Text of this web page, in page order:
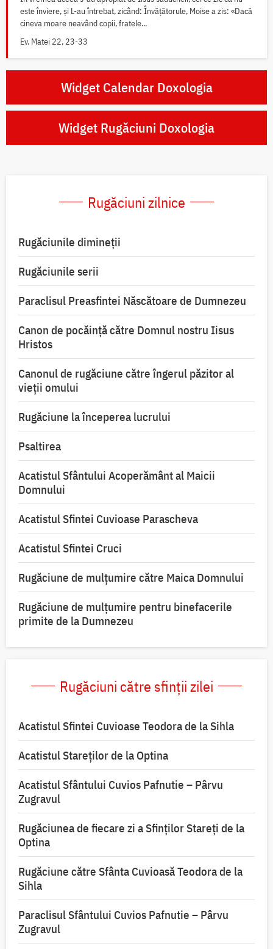
este înviere, și L-au întrebat, zicând: Învățătorule, Moise a zis: «Dacă
cineva moare neavând copii, fratele...
Ev. Matei 22, 23-33
Widget Calendar Doxologia
Widget Rugăciuni Doxologia
Rugăciuni zilnice
Rugăciunile dimineții
Rugăciunile serii
Paraclisul Preasfintei Născătoare de Dumnezeu
Canon de pocăință către Domnul nostru Iisus
Hristos
Canonul de rugăciune către îngerul păzitor al
vieții omului
Rugăciune la începerea lucrului
Psaltirea
Acatistul Sfântului Acoperământ al Maicii
Domnului
Acatistul Sfintei Cuvioase Parascheva
Acatistul Sfintei Cruci
Rugăciune de mulţumire către Maica Domnului
Rugăciune de mulțumire pentru binefacerile
primite de la Dumnezeu
Rugăciuni către sfinții zilei
Acatistul Sfintei Cuvioase Teodora de la Sihla
Acatistul Stareţilor de la Optina
Acatistul Sfântului Cuvios Pafnutie – Pârvu
Zugravul
Rugăciunea de fiecare zi a Sfinților Stareți de la
Optina
Rugăciune către Sfânta Cuvioasă Teodora de la
Sihla
Paraclisul Sfântului Cuvios Pafnutie – Pârvu
Zugravul